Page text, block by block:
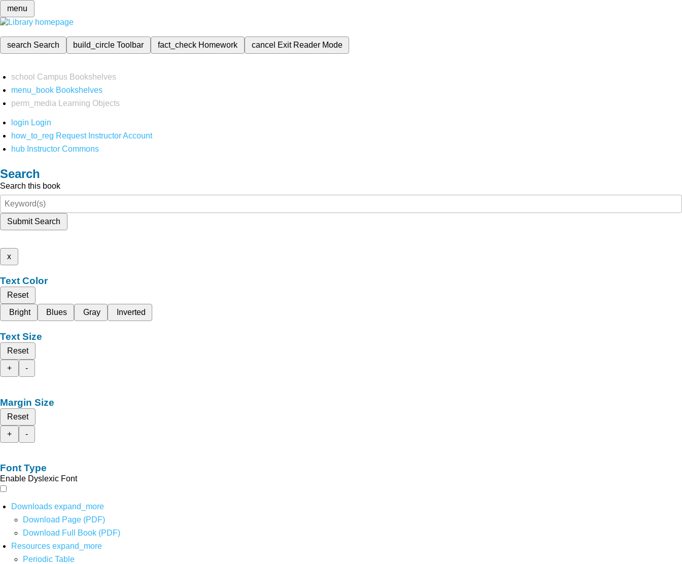
menu
search Search build_circleToolbar fact_check Homework cancel Exit Reader Mode
school Campus Bookshelves
menu_book Bookshelves
perm_media
Learning Objects
login Login
how_to_reg Request Instructor Account
hub Instructor Commons
Search
Search this book
Submit Search
x
Text Color
Reset
Bright
Blues Gray Inverted
Text Size
Reset
+
-
Margin Size
Reset
+
-
Font Type
Enable Dyslexic Font
Downloads expand_more
Download Page (PDF)
Download Full Book (PDF)
Resources expand_more
Periodic Table